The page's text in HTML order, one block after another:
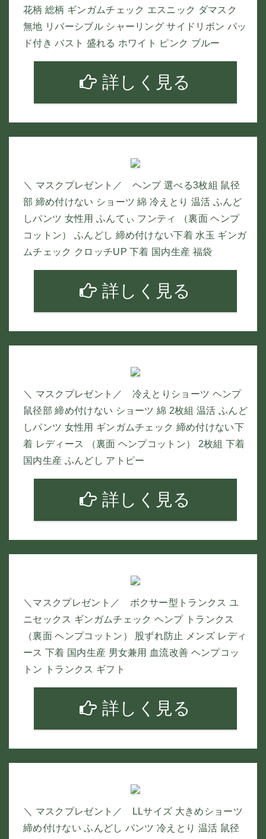
花柄 総柄 ギンガムチェック エスニック ダマスク
無地 リバーシブル シャーリング サイドリボン パッ
ド付き バスト 盛れる ホワイト ピンク ブルー
詳しく見る
＼ マスクプレゼント／ ヘンプ 選べる3枚組 鼠径
部 締め付けない ショーツ 綿 冷えとり 温活 ふんど
しパンツ 女性用 ふんてぃ フンティ （裏面 ヘンプ
コットン） ふんどし 締め付けない下着 水玉 ギンガ
ムチェック クロッチUP 下着 国内生産 福袋
詳しく見る
＼ マスクプレゼント／ 冷えとりショーツ ヘンプ
鼠径部 締め付けない ショーツ 綿 2枚組 温活 ふんど
しパンツ 女性用 ギンガムチェック 締め付けない下
着 レディース （裏面 ヘンプコットン） 2枚組 下着
国内生産 ふんどし アトピー
詳しく見る
＼マスクプレゼント／ ボクサー型トランクス ユ
ニセックス ギンガムチェック ヘンプ トランクス
（裏面 ヘンプコットン） 股ずれ防止 メンズ レディ
ース 下着 国内生産 男女兼用 血流改善 ヘンプコッ
トン トランクス ギフト
詳しく見る
＼ マスクプレゼント／ LLサイズ 大きめショーツ
締め付けない ふんどし パンツ 冷えとり 温活 鼠径